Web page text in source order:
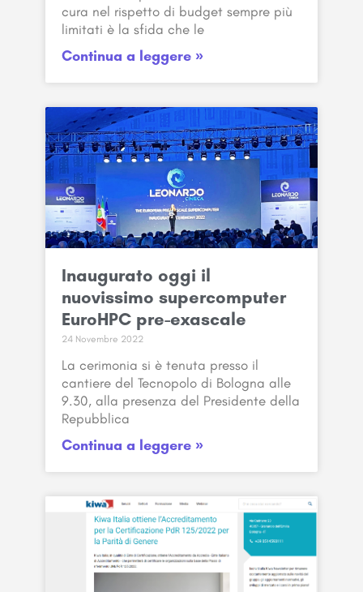
cura nel rispetto di budget sempre più
limitati è la sfida che le
Continua a leggere »
Inaugurato oggi il
nuovissimo supercomputer
EuroHPC pre-exascale
24 Novembre 2022
La cerimonia si è tenuta presso il
cantiere del Tecnopolo di Bologna alle
9.30, alla presenza del Presidente della
Repubblica
Continua a leggere »